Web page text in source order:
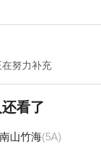
努力补充
看了
山竹海(5A)